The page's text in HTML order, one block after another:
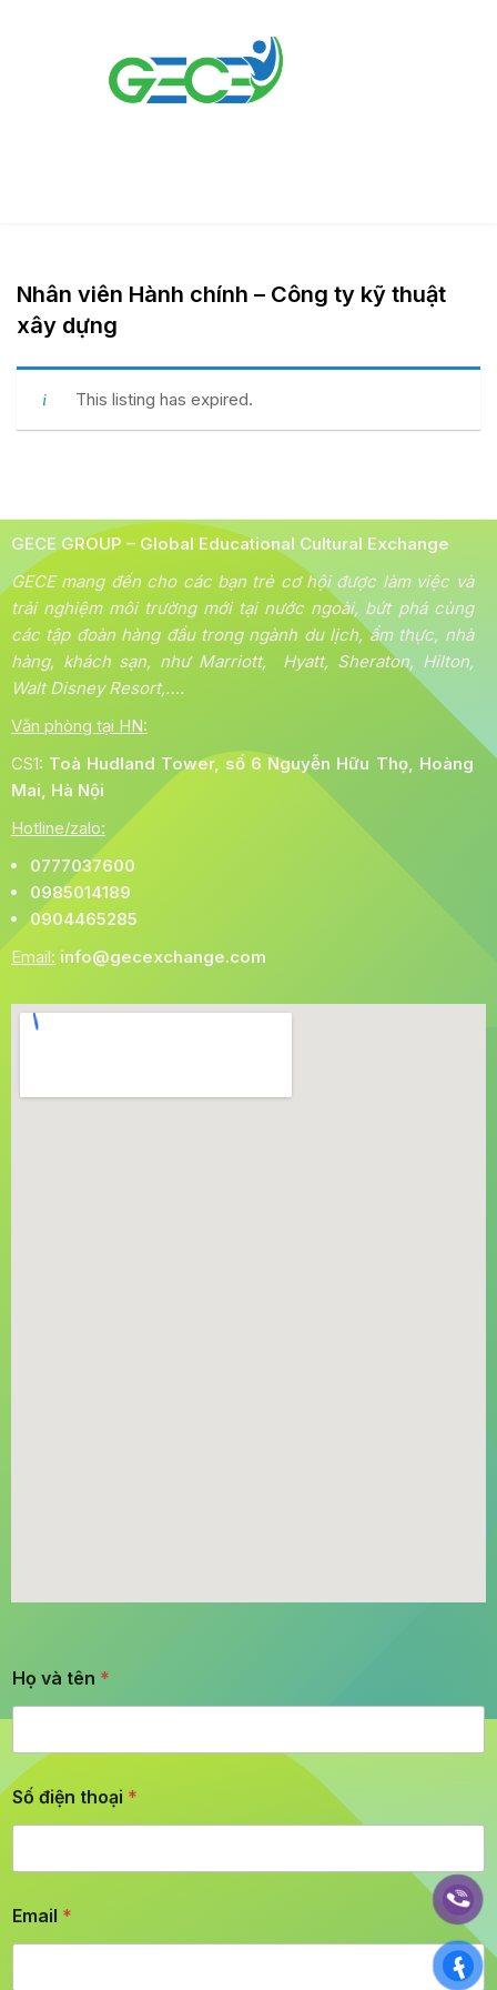
Nhân viên Hành chính – Công ty kỹ thuật
xây dựng
This listing has expired.
GECE GROUP – Global Educational Cultural Exchange
GECE mang đến cho các bạn trẻ cơ hội được làm việc và
trải nghiệm môi trường mới tại nước ngoài, bứt phá cùng
các tập đoàn hàng đầu trong ngành du lịch, ẩm thực, nhà
hàng, khách sạn, như Marriott, Hyatt, Sheraton, Hilton,
Walt Disney Resort,….
Văn phòng tại HN:
CS1: Toà Hudland Tower, số 6 Nguyễn Hữu Thọ, Hoàng
Mai, Hà Nội
Hotline/zalo:
0777037600
0985014189
0904465285
Email: info@gecexchange.com
Họ và tên *
Số điện thoại *
Email *